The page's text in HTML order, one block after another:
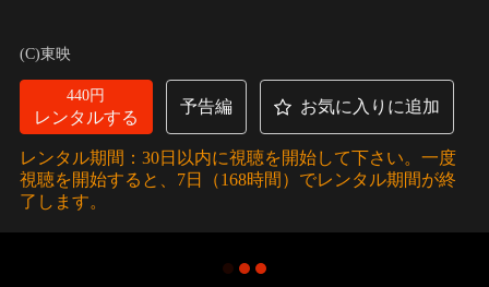
れていた。その花会の席上で、喜多見組々長が大阪の浪華会の岩
上の乾分に殺される。
(C)東映
440円
レンタルする
予告編 お気に入りに追加
レンタル期間：30日以内に視聴を開始して下さい。一度
視聴を開始すると、7日（168時間）でレンタル期間が終
了します。